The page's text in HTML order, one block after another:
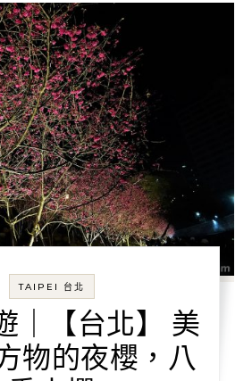
TAIPEI 台北
｜【台北】 美
物的夜櫻，八